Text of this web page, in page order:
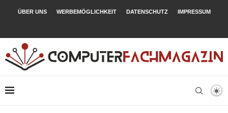
ÜBER UNS WERBEMÖGLICHKEIT DATENSCHUTZ IMPRESSUM